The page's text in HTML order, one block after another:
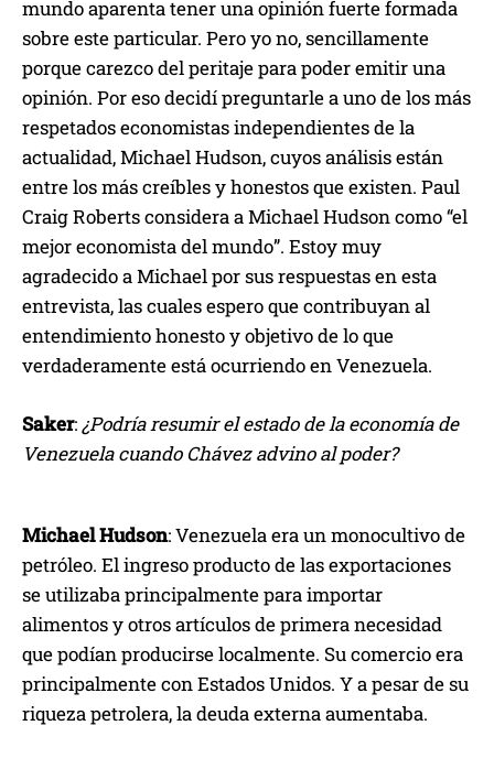
mundo aparenta tener una opinión fuerte formada
sobre este particular. Pero yo no, sencillamente
porque carezco del peritaje para poder emitir una
opinión. Por eso decidí preguntarle a uno de los más
respetados economistas independientes de la
actualidad, Michael Hudson, cuyos análisis están
entre los más creíbles y honestos que existen. Paul
Craig Roberts considera a Michael Hudson como “el
mejor economista del mundo”. Estoy muy
agradecido a Michael por sus respuestas en esta
entrevista, las cuales espero que contribuyan al
entendimiento honesto y objetivo de lo que
verdaderamente está ocurriendo en Venezuela.
Saker:¿Podría resumir el estado de la economía de
Venezuela cuando Chávez advino al poder?
Michael Hudson: Venezuela era un monocultivo de
petróleo. El ingreso producto de las exportaciones
se utilizaba principalmente para importar
alimentos y otros artículos de primera necesidad
que podían producirse localmente. Su comercio era
principalmente con Estados Unidos. Y a pesar de su
riqueza petrolera, la deuda externa aumentaba.